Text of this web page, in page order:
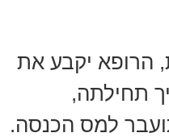
הרופא יקבע את
תחילתה,
למס הכנסה.